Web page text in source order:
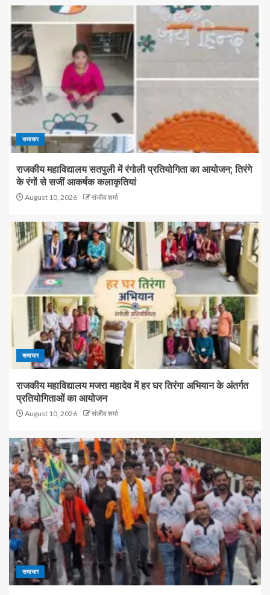
समाचार
राजकीय महाविद्यालय सतपुली में रंगोली प्रतियोगिता का आयोजन; तिरंगे
के रंगों से सजीं आकर्षक कलाकृतियां
August 10, 2026 संजीव शर्मा
समाचार
राजकीय महाविद्यालय मजरा महादेव में हर घर तिरंगा अभियान के अंतर्गत
प्रतियोगिताओं का आयोजन
August 10, 2026 संजीव शर्मा
समाचार